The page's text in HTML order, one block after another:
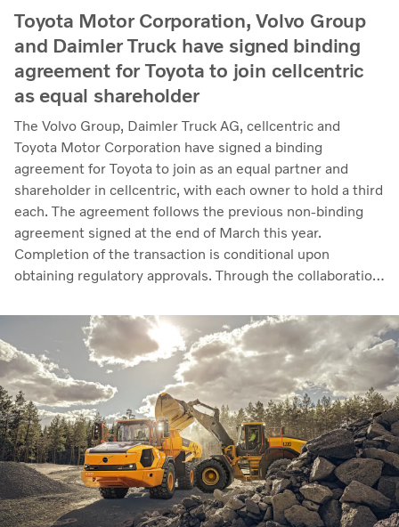
Toyota Motor Corporation, Volvo Group
and Daimler Truck have signed binding
agreement for Toyota to join cellcentric
as equal shareholder
The Volvo Group, Daimler Truck AG, cellcentric and
Toyota Motor Corporation have signed a binding
agreement for Toyota to join as an equal partner and
shareholder in cellcentric, with each owner to hold a third
each. The agreement follows the previous non-binding
agreement signed at the end of March this year.
Completion of the transaction is conditional upon
obtaining regulatory approvals. Through the collaboration,
leading developer and manufacturer of fuel cell systems
for heavy-duty commercial applications.